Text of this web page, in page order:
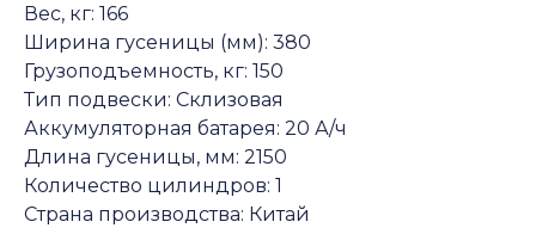
Вес, кг: 166
Ширина гусеницы (мм): 380
Грузоподъемность, кг: 150
Тип подвески: Склизовая
Аккумуляторная батарея: 20 А/ч
Длина гусеницы, мм: 2150
Количество цилиндров: 1
Страна производства: Китай